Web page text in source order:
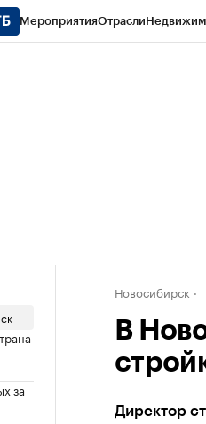
МероприятияОтрасли
за
Новосибирск
В
Директор